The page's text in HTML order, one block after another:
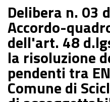
Delibera n. 03
Accordo-
dell'art. 48
la risoluzione
pendenti tra
Comune di